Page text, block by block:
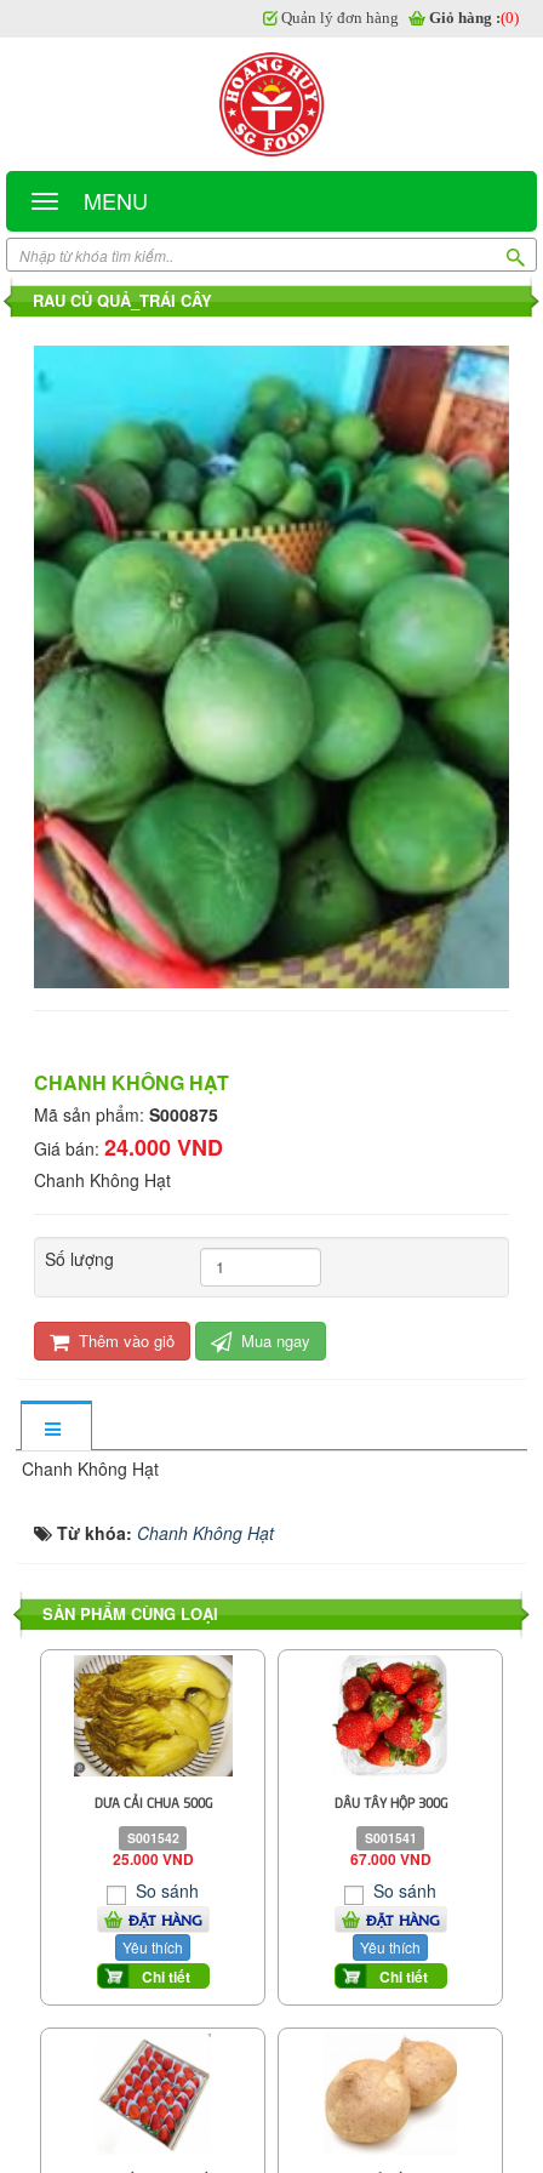
MENU
Quản lý đơn hàng Giỏ hàng :(0)
RAU CỦ QUẢ_TRÁI CÂY
CHANH KHÔNG HẠT
Mã sản phẩm: S000875
Giá bán: 24.000 VND
Chanh Không Hạt
Số lượng
Thêm vào giỏ Mua ngay
Chanh Không Hạt
Từ khóa: Chanh Không Hạt
SẢN PHẨM CÙNG LOẠI
DƯA CẢI CHUA 500G
S001542
25.000 VND
So sánh
ĐẶT HÀNG
Yêu thích
Chi tiết
DÂU TÂY HỘP 300G
S001541
67.000 VND
So sánh
ĐẶT HÀNG
Yêu thích
Chi tiết